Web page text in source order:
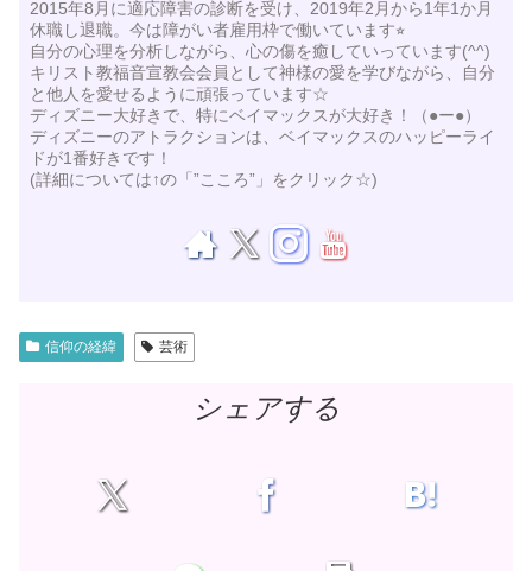
2015年8月に適応障害の診断を受け、2019年2月から1年1か月
休職し退職。今は障がい者雇用枠で働いています⭐︎
自分の心理を分析しながら、心の傷を癒していっています(^^)
キリスト教福音宣教会会員として神様の愛を学びながら、自分
と他人を愛せるように頑張っています☆
ディズニー大好きで、特にベイマックスが大好き！（●ー●）
ディズニーのアトラクションは、ベイマックスのハッピーライ
ドが1番好きです！
(詳細については↑の「”こころ”」をクリック☆)
信仰の経緯 芸術
シェアする